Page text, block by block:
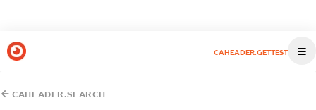
CAHEADER.GETTEST
CAHEADER.SEARCH